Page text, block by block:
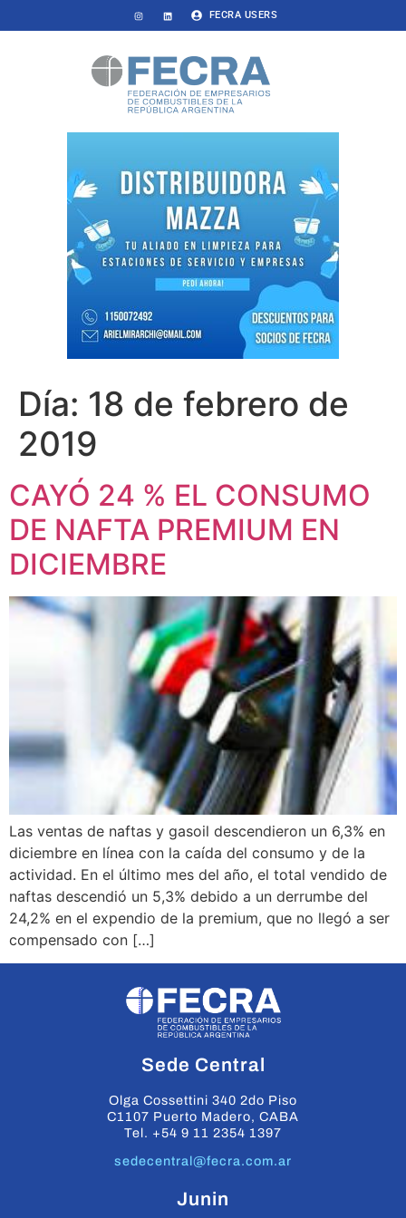
FECRA USERS
Día: 18 de febrero de
2019
CAYÓ 24 % EL CONSUMO
DE NAFTA PREMIUM EN
DICIEMBRE
Las ventas de naftas y gasoil descendieron un 6,3% en
diciembre en línea con la caída del consumo y de la
actividad. En el último mes del año, el total vendido de
naftas descendió un 5,3% debido a un derrumbe del
24,2% en el expendio de la premium, que no llegó a ser
compensado con […]
Sede Central
Olga Cossettini 340 2do Piso
C1107 Puerto Madero, CABA
Tel. +54 9 11 2354 1397
sedecentral@fecra.com.ar
Junin